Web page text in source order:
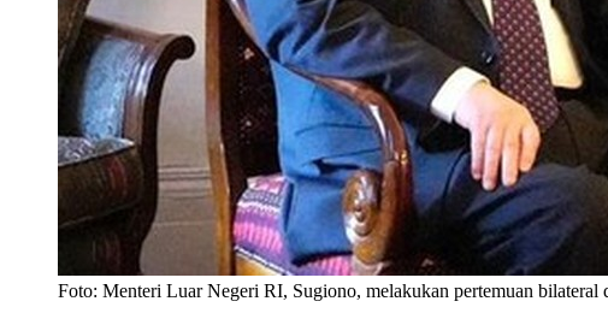
Foto: Menteri Luar Negeri RI, Sugiono, melakukan pertemuan